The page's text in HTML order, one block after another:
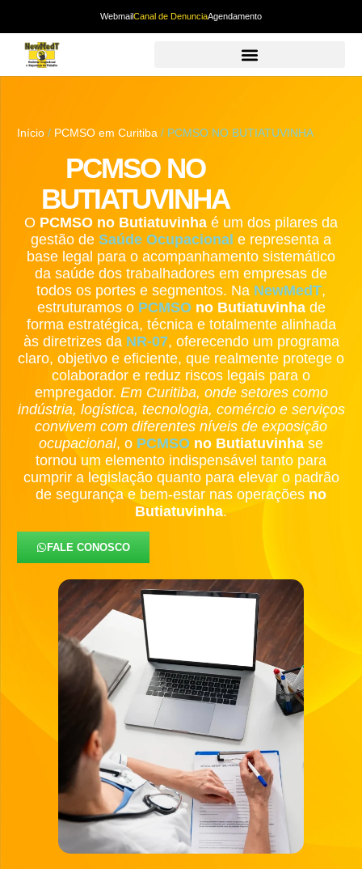
WebmailCanal de DenunciaAgendamento
Início / PCMSO em Curitiba / PCMSO NO BUTIATUVINHA
PCMSO NO
BUTIATUVINHA
O PCMSO no Butiatuvinha é um dos pilares da
gestão de Saúde Ocupacional e representa a
base legal para o acompanhamento sistemático
da saúde dos trabalhadores em empresas de
todos os portes e segmentos. Na NewMedT,
estruturamos o PCMSO no Butiatuvinhade
forma estratégica, técnica e totalmente alinhada
às diretrizes da NR-07, oferecendo um programa
claro, objetivo e eficiente, que realmente protege o
colaborador e reduz riscos legais para o
empregador. Em Curitiba, onde setores como
indústria, logística, tecnologia, comércio e serviços
convivem com diferentes níveis de exposição
ocupacional, o PCMSO no Butiatuvinha se
tornou um elemento indispensável tanto para
cumprir a legislação quanto para elevar o padrão
de segurança e bem-estar nas operações no
Butiatuvinha.
FALE CONOSCO